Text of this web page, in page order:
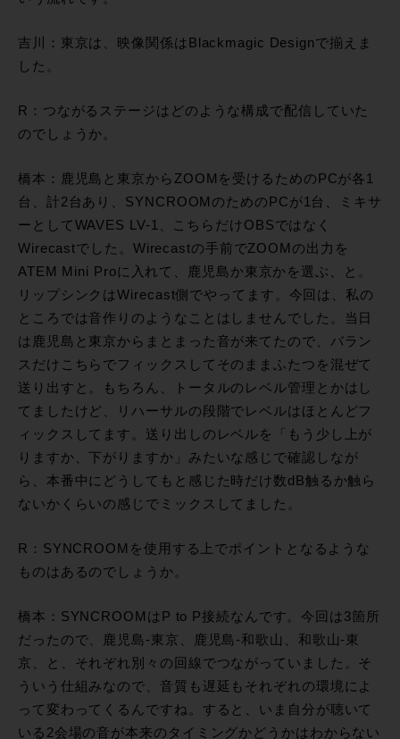
吉川：東京は、映像関係はBlackmagic Designで揃えま
した。
R：つながるステージはどのような構成で配信していた
のでしょうか。
橋本：鹿児島と東京からZOOMを受けるためのPCが各1
台、計2台あり、SYNCROOMのためのPCが1台、ミキサ
ーとしてWAVES LV-1、こちらだけOBSではなく
Wirecastでした。Wirecastの手前でZOOMの出力を
ATEM Mini Proに入れて、鹿児島か東京かを選ぶ、と。
リップシンクはWirecast側でやってます。今回は、私の
ところでは音作りのようなことはしませんでした。当日
は鹿児島と東京からまとまった音が来てたので、バラン
スだけこちらでフィックスしてそのままふたつを混ぜて
送り出すと。もちろん、トータルのレベル管理とかはし
てましたけど、リハーサルの段階でレベルはほとんどフ
ィックスしてます。送り出しのレベルを「もう少し上が
りますか、下がりますか」みたいな感じで確認しなが
ら、本番中にどうしてもと感じた時だけ数dB触るか触ら
ないかくらいの感じでミックスしてました。
R：SYNCROOMを使用する上でポイントとなるような
ものはあるのでしょうか。
橋本：SYNCROOMはP to P接続なんです。今回は3箇所
だったので、鹿児島-東京、鹿児島-和歌山、和歌山-東
京、と、それぞれ別々の回線でつながっていました。そ
ういう仕組みなので、音質も遅延もそれぞれの環境によ
って変わってくるんですね。すると、いま自分が聴いて
いる2会場の音が本来のタイミングかどうかはわからない